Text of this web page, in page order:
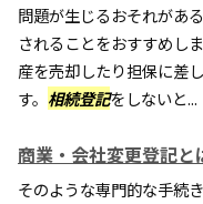
問題が生じるおそれがあ
されることをおすすめしま
産を売却したり担保に差
す。 相続登記をしないと...
商業・会社変更登記と
そのような専門的な手続